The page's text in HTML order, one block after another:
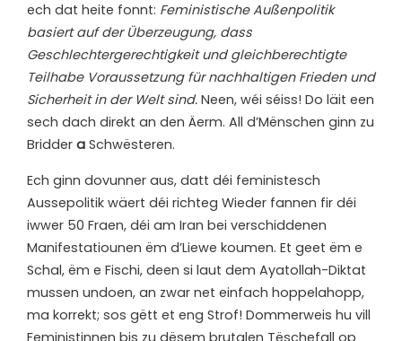
ech dat heite fonnt: Feministische Außenpolitik
basiert auf der Überzeugung, dass
Geschlechtergerechtigkeit und gleichberechtigte
Teilhabe Voraussetzung für nachhaltigen Frieden und
Sicherheit in der Welt sind. Neen, wéi séiss! Do läit een
sech dach direkt an den Äerm. All d’Mënschen ginn zu
Bridder a Schwësteren.
Ech ginn dovunner aus, datt déi feministesch
Aussepolitik wäert déi richteg Wieder fannen fir déi
iwwer 50 Fraen, déi am Iran bei verschiddenen
Manifestatiounen ëm d’Liewe koumen. Et geet ëm e
Schal, ëm e Fischi, deen si laut dem Ayatollah-Diktat
mussen undoen, an zwar net einfach hoppelahopp,
ma korrekt; sos gëtt et eng Strof! Dommerweis hu vill